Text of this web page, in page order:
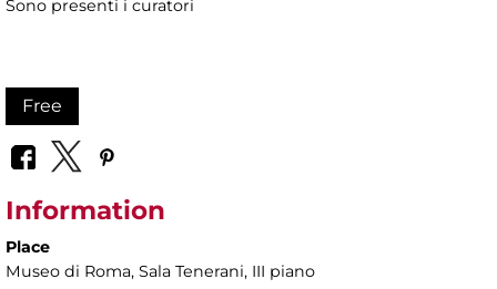
Sono presenti i curatori
Free
Information
Place
Museo di Roma, Sala Tenerani, III piano